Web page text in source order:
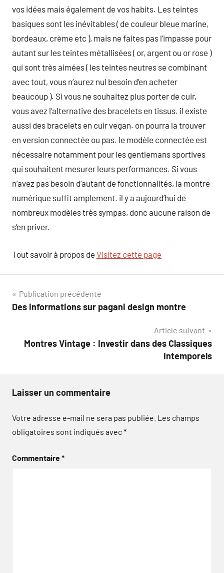
vos idées mais également de vos habits. Les teintes
basiques sont les inévitables ( de couleur bleue marine,
bordeaux, crème etc ), mais ne faites pas l’impasse pour
autant sur les teintes métallisées ( or, argent ou or rose )
qui sont très aimées ( les teintes neutres se combinant
avec tout, vous n’aurez nul besoin d’en acheter
beaucoup ). Si vous ne souhaitez plus porter de cuir,
vous avez l’alternative des bracelets en tissus. il existe
aussi des bracelets en cuir vegan. on pourra la trouver
en version connectée ou pas. le modèle connectée est
nécessaire notamment pour les gentlemans sportives
qui souhaitent mesurer leurs performances. Si vous
n’avez pas besoin d’autant de fonctionnalités, la montre
numérique suffit amplement. il y a aujourd’hui de
nombreux modèles très sympas, donc aucune raison de
s’en priver.
Tout savoir à propos de Visitez cette page
Navigation
de
Publication précédente
Des informations sur pagani design montre
Article suivant
Montres Vintage : Investir dans des Classiques
Intemporels
Laisser un commentaire
Votre adresse e-mail ne sera pas publiée. Les champs
obligatoires sont indiqués avec*
Commentaire*